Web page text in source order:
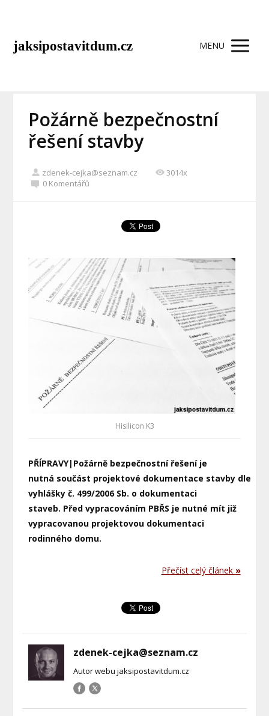
jaksipostavitdum.cz MENU
Požárně bezpečnostní
řešení stavby
zdenek-cejka@seznam.cz
3014x
0 Komentářů
Hisilicon K3
PŘÍPRAVY|Požárně bezpečnostní řešení je
nutná součást projektové dokumentace stavby dle
vyhlášky č. 499/2006 Sb. o dokumentaci
staveb. Před vypracováním PBŘS je nutné mít již
vypracovanou projektovou dokumentaci
rodinného domu.
Přečíst celý článek »
zdenek-cejka@seznam.cz
Autor webu jaksipostavitdum.cz